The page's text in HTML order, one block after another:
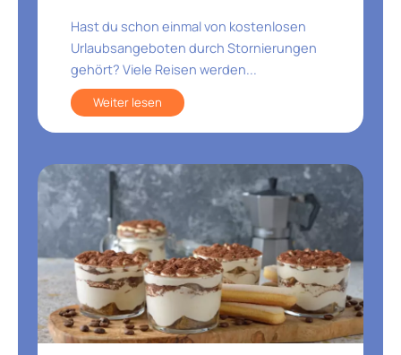
Hast du schon einmal von kostenlosen
Urlaubsangeboten durch Stornierungen
gehört? Viele Reisen werden...
Weiter lesen